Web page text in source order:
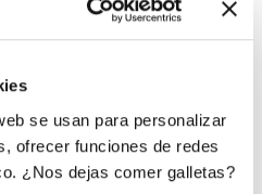
se usan para personalizar
ofrecer funciones de redes
¿Nos dejas comer galletas?
profesionales